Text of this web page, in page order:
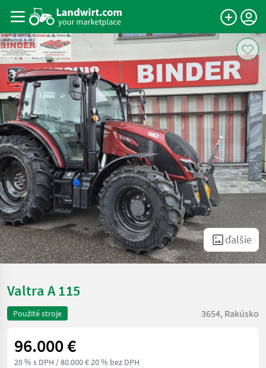
ďalšie
Valtra A 115
Použité stroje 3654, Rakúsko
96.000 €
20 % s DPH / 80.000 € 20 % bez DPH